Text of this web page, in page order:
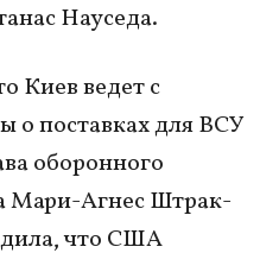
Науседа.
Киев ведет с
о поставках для ВСУ
оборонного
Мари-Агнес Штрак-
что США